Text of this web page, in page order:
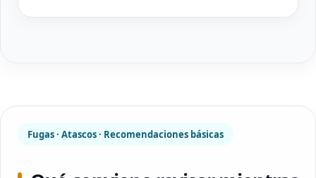
Fugas · Atascos · Recomendaciones básicas